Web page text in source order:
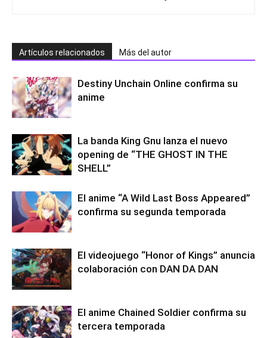
Artículos relacionados Más del autor
Destiny Unchain Online confirma su
anime
La banda King Gnu lanza el nuevo
opening de “THE GHOST IN THE
SHELL”
El anime “A Wild Last Boss Appeared”
confirma su segunda temporada
El videojuego “Honor of Kings” anuncia
colaboración con DAN DA DAN
El anime Chained Soldier confirma su
tercera temporada